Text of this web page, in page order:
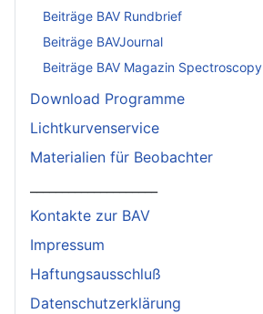
Beiträge BAV Rundbrief
Beiträge BAVJournal
Beiträge BAV Magazin Spectroscopy
Download Programme
Lichtkurvenservice
Materialien für Beobachter
Kontakte zur BAV
Impressum
Haftungsausschluß
Datenschutzerklärung